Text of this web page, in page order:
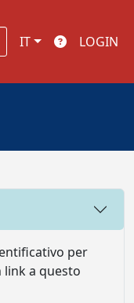
IT LOGIN
per
link a questo